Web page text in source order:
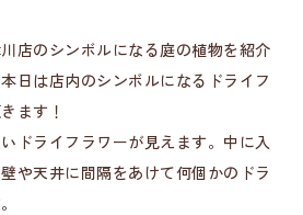
店のシンボルになる庭の植物を紹介
日は店内のシンボルになるドライフ
ます！
ドライフラワーが見えます。中に入
や天井に間隔をあけて何個かのドラ